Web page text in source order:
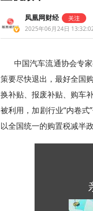
凤凰网财经
2025年06月24日
中国汽车流通协会专
策要尽快退出，最好全国
换补贴、报废补贴、购车
被利用，加剧行业“内卷
以全国统一的购置税减半